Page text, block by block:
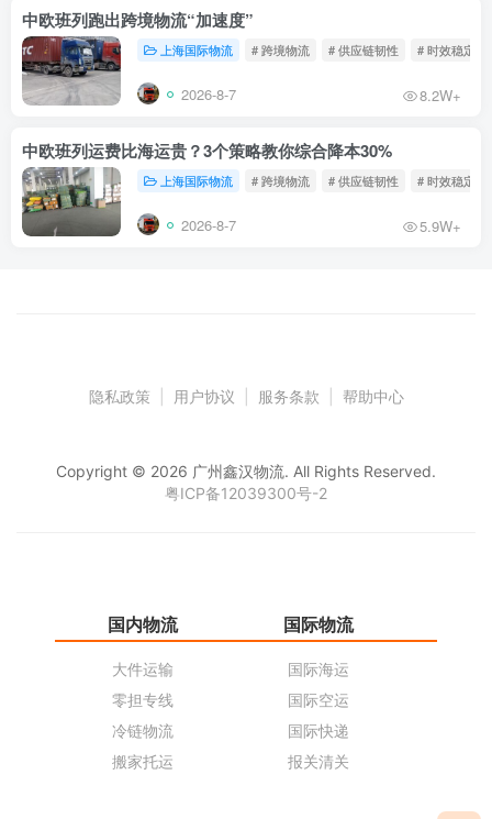
中欧班列跑出跨境物流“加速度”
上海国际物流 # 跨境物流 # 供应链韧性 # 时效稳定
2026-8-7 8.2W+
中欧班列运费比海运贵？3个策略教你综合降本30%
上海国际物流 # 跨境物流 # 供应链韧性 # 时效稳定
2026-8-7 5.9W+
隐私政策 用户协议 服务条款 帮助中心
Copyright © 2026 广州鑫汉物流. All Rights Reserved.
粤ICP备12039300号-2
国内物流
大件运输
零担专线
冷链物流
搬家托运
国际物流
国际海运
国际空运
国际快递
报关清关